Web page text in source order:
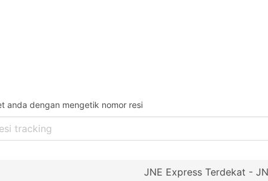
anda dengan mengetik nomor resi
JNE Express Terdekat -